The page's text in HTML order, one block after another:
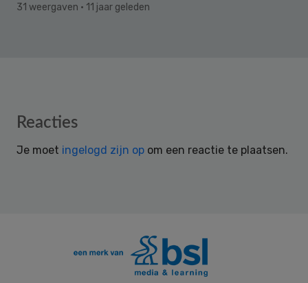
31 weergaven · 11 jaar geleden
Reader
Reacties
Je moet ingelogd zijn op om een reactie te plaatsen.